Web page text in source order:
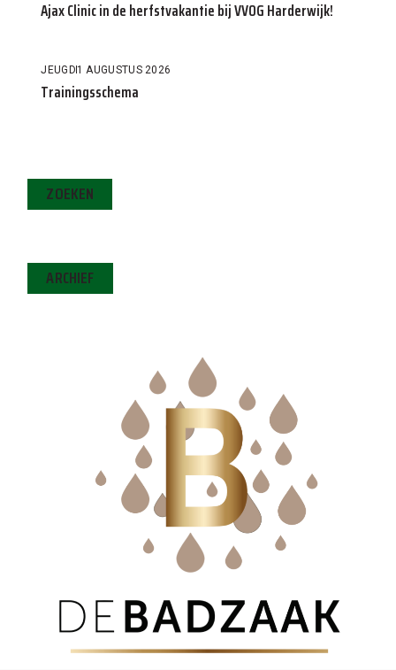
Ajax Clinic in de herfstvakantie bij VVOG Harderwijk!
JEUGD1 AUGUSTUS 2026
Trainingsschema
ZOEKEN
ARCHIEF